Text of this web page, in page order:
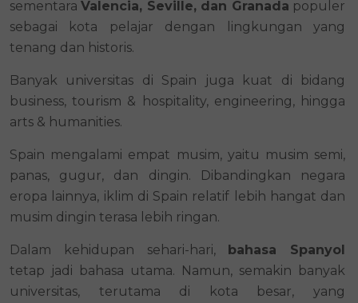
sementara Valencia, Seville, dan Granada populer
sebagai kota pelajar dengan lingkungan yang
tenang dan historis.
Banyak universitas di Spain juga kuat di bidang
business, tourism & hospitality, engineering, hingga
arts & humanities.
Spain mengalami empat musim, yaitu musim semi,
panas, gugur, dan dingin. Dibandingkan negara
eropa lainnya, iklim di Spain relatif lebih hangat dan
musim dingin terasa lebih ringan.
Dalam kehidupan sehari-hari, bahasa Spanyol
tetap jadi bahasa utama. Namun, semakin banyak
universitas, terutama di kota besar, yang